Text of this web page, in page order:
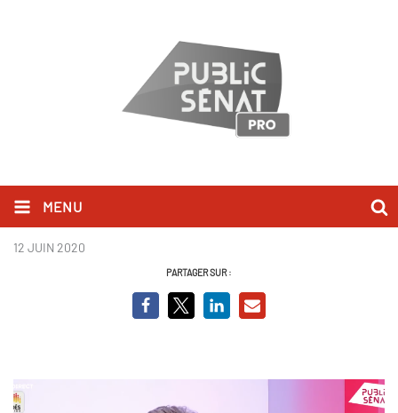
MENU
Alexis Corbière.png
12 JUIN 2020
PARTAGER SUR :